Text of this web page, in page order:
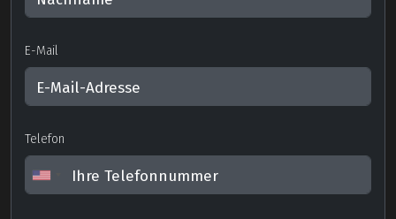
E-Mail
Telefon